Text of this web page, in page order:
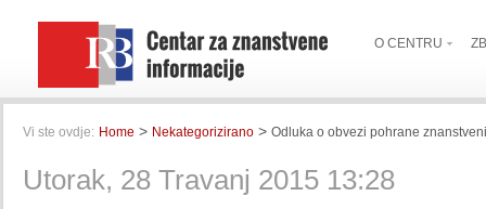
O CENTRU
Vi ste ovdje: Home > Nekategorizirano > Odluka o obvezi pohrane
Utorak, 28 Travanj 2015 13:28